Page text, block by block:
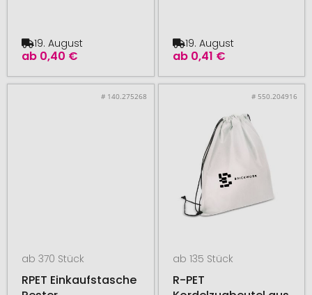
ab 0,40 €
19. August
ab 0,41 €
19. August
# 140.275268
ab 370 Stück
RPET Einkaufstasche
# 550.204916
ab 135 Stück
R-PET